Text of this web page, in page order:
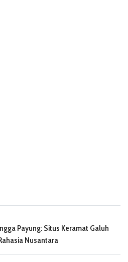
Payung: Situs Keramat Galuh
Nusantara